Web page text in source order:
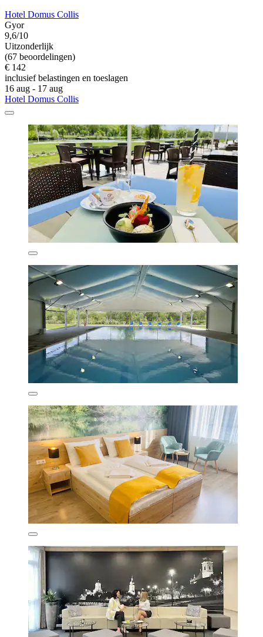
Hotel Domus Collis
Gyor
9,6/10
Uitzonderlijk
(67 beoordelingen)
€ 142
inclusief belastingen en toeslagen
16 aug - 17 aug
Hotel Domus Collis